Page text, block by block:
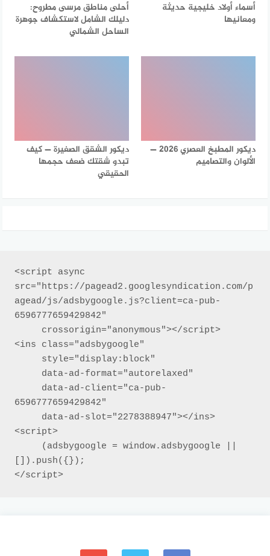
أسماء أولاد خليجية حديثة
ومعانيها
أحلى مناطق مرسى مطروح:
دليلك الشامل لاستكشاف جوهرة
الساحل الشمالي
ديكور المطبخ العصري 2026 —
الألوان والتصاميم
ديكور الشقق الصغيرة — كيف
تبدو شقتك ضعف حجمها
الحقيقي
<script async
src="https://pagead2.googlesyndication.com/p
agead/js/adsbygoogle.js?client=ca-pub-
6596777659429842"
<ins class="adsbygoogle"
6596777659429842"
<script>
[]).push({});
</script>